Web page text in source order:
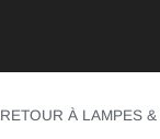
RETOUR À LAMPES